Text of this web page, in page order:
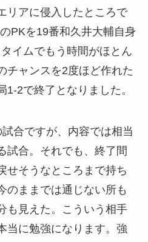
リアに侵入したところで
PKを19番和久井大輔自身
イムでもう時間がほとん
チャンスを2度ほど作れた
1-2で終了となりました。
合ですが、内容では相当
試合。それでも、終了間
せそうなところまで持ち
のままでは通じない所も
も見えた。こういう相手
当に勉強になります。強